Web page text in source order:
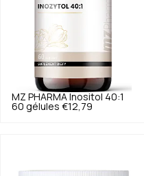
MZ PHARMA Inositol 40:1
60 gélules €12,79